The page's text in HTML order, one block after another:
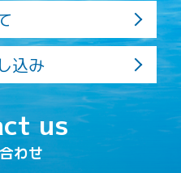
込み
us
わせ